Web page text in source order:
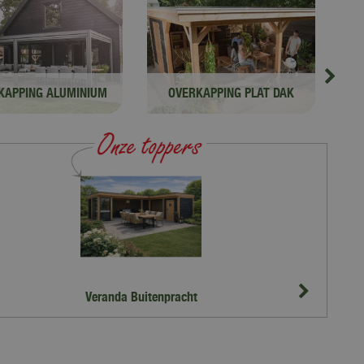
ALUMINIUM OVERKAPPING PLAT DAK
Veranda Buitenpracht